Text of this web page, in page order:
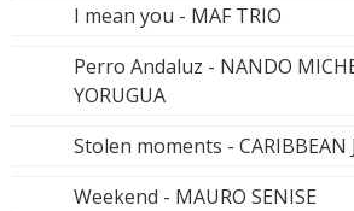
I mean you - MAF TRIO
Perro Andaluz - NANDO
YORUGUA
Stolen moments - CARIBBEAN
Weekend - MAURO SENISE